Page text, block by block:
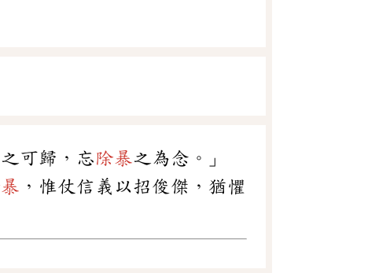
可歸，忘除暴之為念。」
，惟仗信義以招俊傑，猶懼